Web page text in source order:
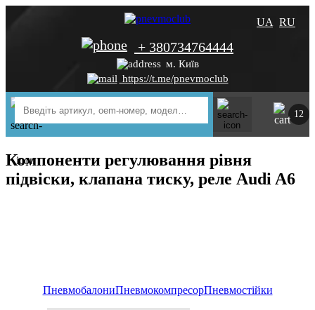
UA RU
+ 380734764444
м. Київ
https://t.me/pnevmoclub
12
Компоненти регулювання рівня
підвіски, клапана тиску, реле Audi A6
ПневмобалониПневмокомпресорПневмостійки